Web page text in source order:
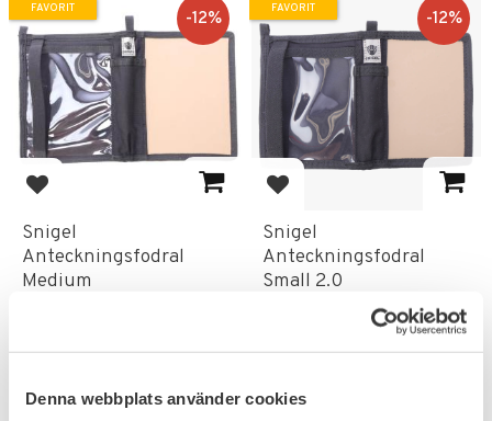
Denna webbplats använder cookies
Lägg till i favoriter
Snigel
Anteckningsfodral
Medium
298KR
12%
FAVORIT
Lägg till i favoriter
Snigel
Anteckningsfodral
Small 2.0
Med skrivplån på både insidan &
281KR
12%
FAVORIT